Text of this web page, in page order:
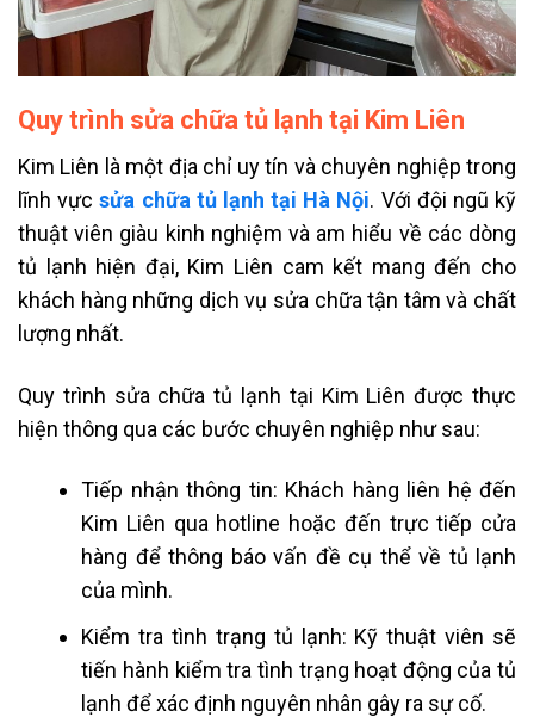
Quy trình sửa chữa tủ lạnh tại Kim Liên
Kim Liên là một địa chỉ uy tín và chuyên nghiệp trong
lĩnh vựcsửa chữa tủ lạnh tại Hà Nội. Với đội ngũ kỹ
thuật viên giàu kinh nghiệm và am hiểu về các dòng
tủ lạnh hiện đại, Kim Liên cam kết mang đến cho
khách hàng những dịch vụ sửa chữa tận tâm và chất
lượng nhất.
Quy trình sửa chữa tủ lạnh tại Kim Liên được thực
hiện thông qua các bước chuyên nghiệp như sau:
Tiếp nhận thông tin: Khách hàng liên hệ đến
Kim Liên qua hotline hoặc đến trực tiếp cửa
hàng để thông báo vấn đề cụ thể về tủ lạnh
của mình.
Kiểm tra tình trạng tủ lạnh: Kỹ thuật viên sẽ
tiến hành kiểm tra tình trạng hoạt động của tủ
lạnh để xác định nguyên nhân gây ra sự cố.